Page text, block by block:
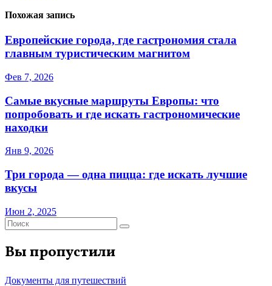
Похожая запись
Европейские города, где гастрономия стала
главным туристическим магнитом
Фев 7, 2026
Самые вкусные маршруты Европы: что
попробовать и где искать гастрономические
находки
Янв 9, 2026
Три города — одна пицца: где искать лучшие
вкусы
Июн 2, 2025
Вы пропустили
Документы для путешествий